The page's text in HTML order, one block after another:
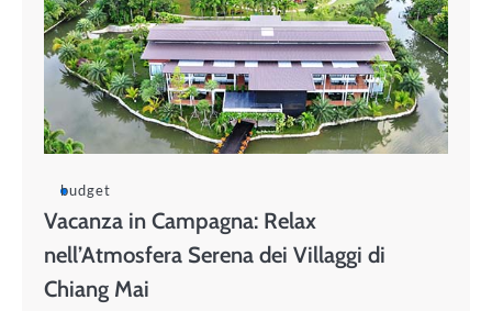
budget
Vacanza in Campagna: Relax
nell’Atmosfera Serena dei Villaggi di
Chiang Mai